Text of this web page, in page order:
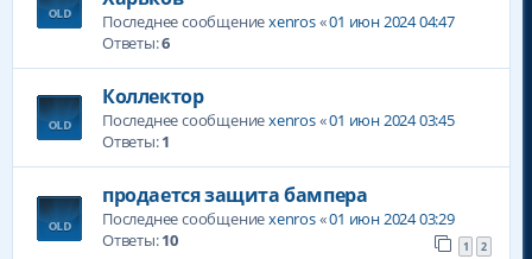
Последнее сообщениеxenros«01 июн 2024 04:47
Ответы:6
Коллектор
Последнее сообщениеxenros«01 июн 2024 03:45
Ответы:1
продается защита бампера
Последнее сообщениеxenros«01 июн 2024 03:29
Ответы:10 1 2